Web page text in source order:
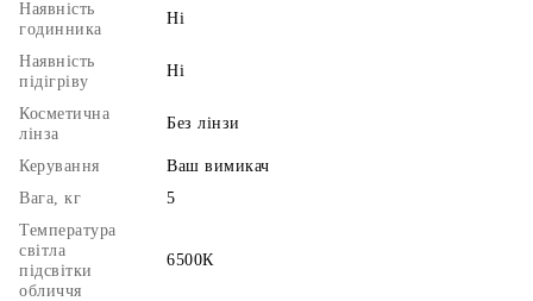
Наявність
годинника
Ні
Наявність
підігріву
Ні
Косметична
лінза
Без лінзи
Керування
Ваш вимикач
Вага, кг
5
Температура
світла
підсвітки
обличчя
6500К